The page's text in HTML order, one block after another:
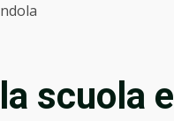
scuola e